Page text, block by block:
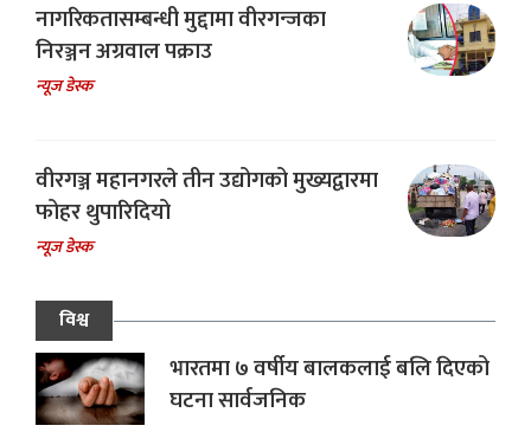
नागरिकतासम्बन्धी मुद्दामा वीरगन्जका
निरञ्जन अग्रवाल पक्राउ
न्यूज डेस्क
वीरगञ्ज महानगरले तीन उद्योगको मुख्यद्वारमा
फोहर थुपारिदियो
न्यूज डेस्क
विश्व
भारतमा ७ वर्षीय बालकलाई बलि दिएको
घटना सार्वजनिक